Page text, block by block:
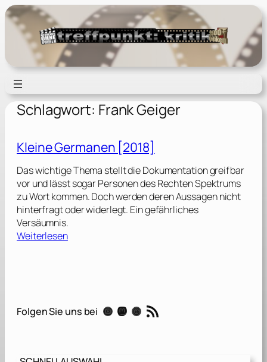
Zum
Inhalt
springen
Schlagwort: Frank Geiger
Kleine Germanen [2018]
Das wichtige Thema stellt die Dokumentation greifbar
vor und lässt sogar Personen des Rechten Spektrums
zu Wort kommen. Doch werden deren Aussagen nicht
hinterfragt oder widerlegt. Ein gefährliches
Versäumnis.
Weiterlesen:
e
Folgen Sie uns bei Instagram Mastodon Threads RSS-Feed